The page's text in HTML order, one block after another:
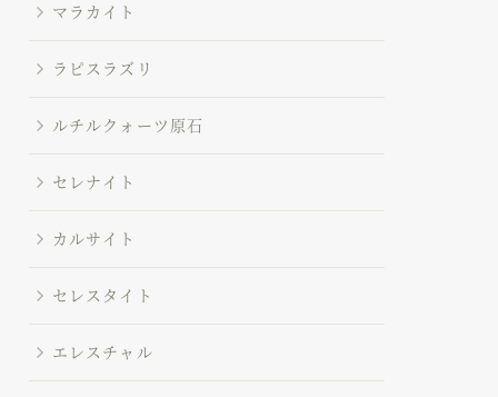
マラカイト
ラピスラズリ
ルチルクォーツ原石
セレナイト
カルサイト
セレスタイト
エレスチャル